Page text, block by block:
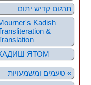
תרגום קדיש יתום
Kadish
&
ЯТОМ
טעמים ומשמעויות